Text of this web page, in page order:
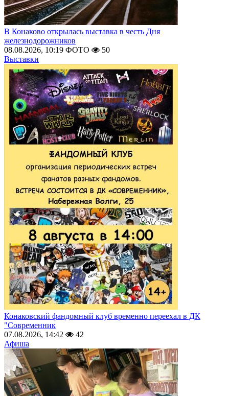
В Конаково открылась выставка в честь Дня
железнодорожников
08.08.2026, 10:19 ФОТО
50
Выставки
Конаковский фандомный клуб временно переехал в ДК
"Современник
07.08.2026, 14:42
42
Афиша